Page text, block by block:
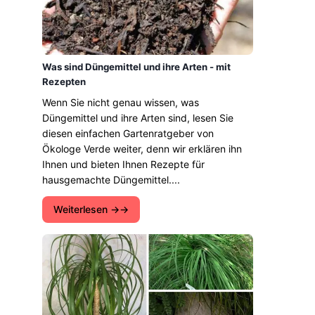
Was sind Düngemittel und ihre Arten - mit
Rezepten
Wenn Sie nicht genau wissen, was
Düngemittel und ihre Arten sind, lesen Sie
diesen einfachen Gartenratgeber von
Ökologe Verde weiter, denn wir erklären ihn
Ihnen und bieten Ihnen Rezepte für
hausgemachte Düngemittel....
Weiterlesen →